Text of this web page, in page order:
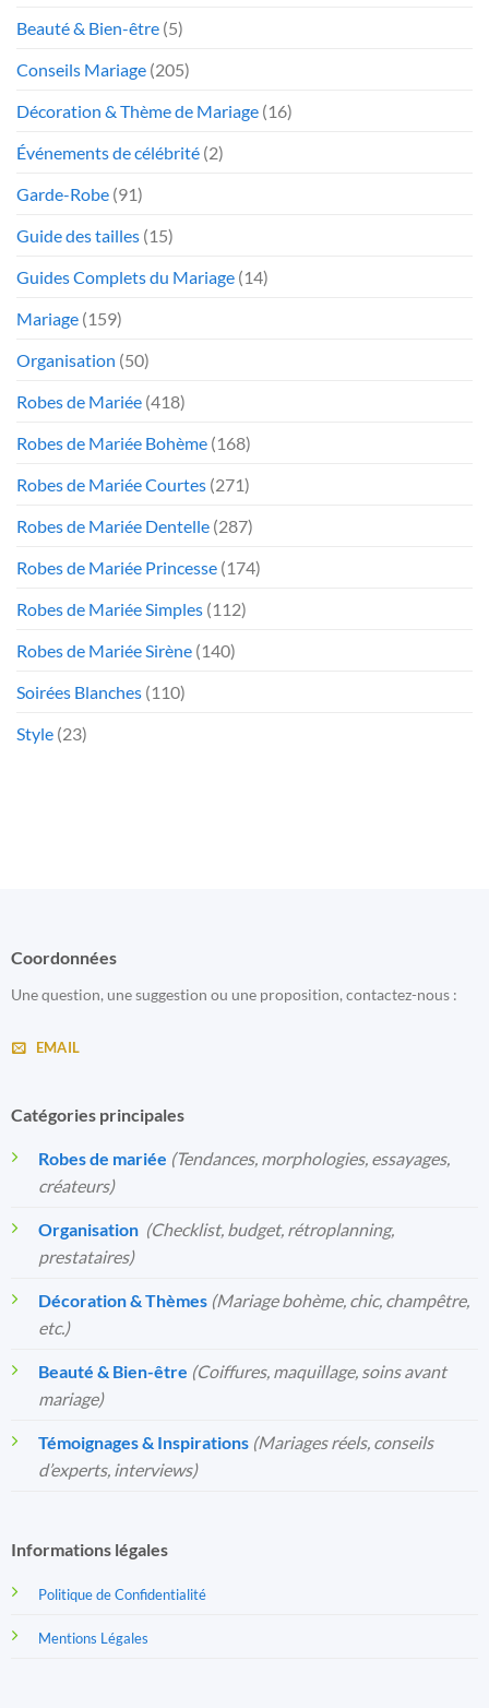
Beauté & Bien-être (5)
Conseils Mariage (205)
Décoration & Thème de Mariage (16)
Événements de célébrité (2)
Garde-Robe (91)
Guide des tailles (15)
Guides Complets du Mariage (14)
Mariage (159)
Organisation (50)
Robes de Mariée (418)
Robes de Mariée Bohème (168)
Robes de Mariée Courtes (271)
Robes de Mariée Dentelle (287)
Robes de Mariée Princesse (174)
Robes de Mariée Simples (112)
Robes de Mariée Sirène (140)
Soirées Blanches (110)
Style (23)
Coordonnées
Une question, une suggestion ou une proposition, contactez-nous :
EMAIL
Catégories principales
Robes de mariée (Tendances, morphologies, essayages,
créateurs)
Organisation️ (Checklist, budget, rétroplanning,
prestataires)
Décoration & Thèmes (Mariage bohème, chic, champêtre,
etc.)
Beauté & Bien-être (Coiffures, maquillage, soins avant
mariage)
Témoignages & Inspirations (Mariages réels, conseils
d’experts, interviews)
Informations légales
Politique de Confidentialité
Mentions Légales